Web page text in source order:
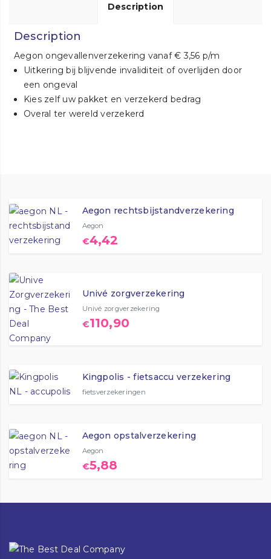
Description
Description
Aegon ongevallenverzekering vanaf € 3,56 p/m
Uitkering bij blijvende invaliditeit of overlijden door
een ongeval
Kies zelf uw pakket en verzekerd bedrag
Overal ter wereld verzekerd
Aegon rechtsbijstandverzekering
Aegon
€4,42
Univé zorgverzekering
Univé zorgverzekering
€110,90
Kingpolis - fietsaccu verzekering
fietsverzekeringen
Aegon opstalverzekering
Aegon
€5,88